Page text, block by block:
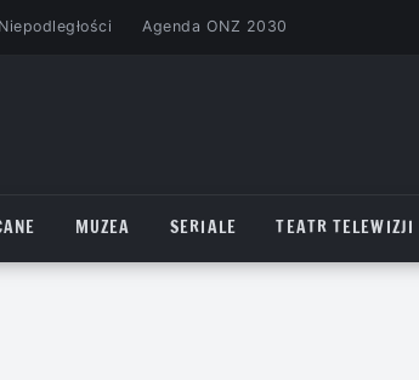
Agenda ONZ 2030
MUZEA SERIALE TEATR TELEWIZJI